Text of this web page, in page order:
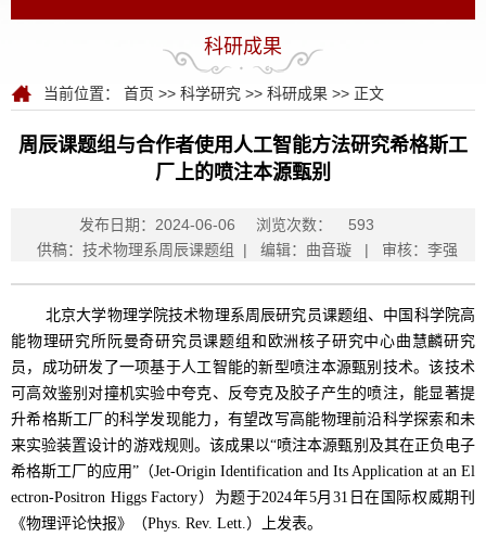
科研成果
当前位置： 首页 >> 科学研究 >> 科研成果 >> 正文
周辰课题组与合作者使用人工智能方法研究希格斯工
厂上的喷注本源甄别
发布日期：2024-06-06 浏览次数：
593
供稿：技术物理系周辰课题组 | 编辑：曲音璇 | 审核：李强
北京大学物理学院技术物理系周辰研究员课题组、中国科学院高
能物理研究所阮曼奇研究员课题组和欧洲核子研究中心曲慧麟研究
员，成功研发了一项基于人工智能的新型喷注本源甄别技术。该技术
可高效鉴别对撞机实验中夸克、反夸克及胶子产生的喷注，能显著提
升希格斯工厂的科学发现能力，有望改写高能物理前沿科学探索和未
来实验装置设计的游戏规则。该成果以“喷注本源甄别及其在正负电子
希格斯工厂的应用”（Jet-Origin Identification and Its Application at an El
ectron-Positron Higgs Factory）为题于2024年5月31日在国际权威期刊
《物理评论快报》（Phys. Rev. Lett.）上发表。